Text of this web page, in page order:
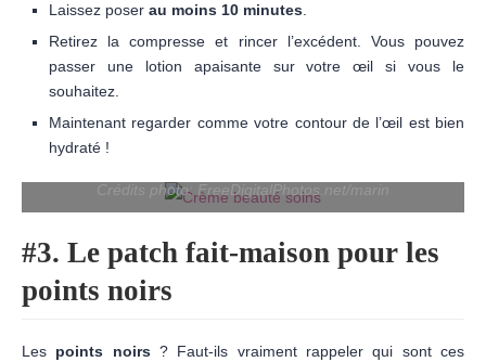
Laissez poser au moins 10 minutes.
Retirez la compresse et rincer l’excédent. Vous pouvez
passer une lotion apaisante sur votre œil si vous le
souhaitez.
Maintenant regarder comme votre contour de l’œil est bien
hydraté !
Crédits photo: FreeDigitalPhotos.net/marin
#3. Le patch fait-maison pour les
points noirs
Les points noirs? Faut-ils vraiment rappeler qui sont ces